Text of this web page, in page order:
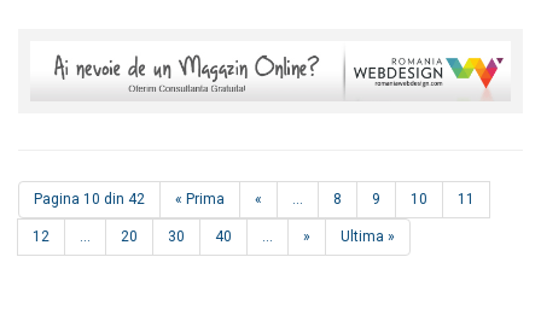
Pagina 10 din 42 « Prima « 8 9 10 11
12 20 30 40 » Ultima »